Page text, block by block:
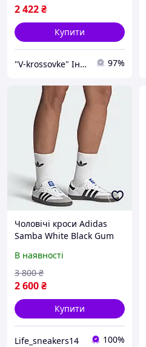
2 422₴
Купити
"V-krossovke" Інтернет-Магазин 97%
Чоловічі кроси Adidas
Samba White Black Gum
для весна літо стильні
модні повсякденні кроси
Адідас
В наявності
2 600₴
3 800 ₴
Купити
Life_sneakers14 100%